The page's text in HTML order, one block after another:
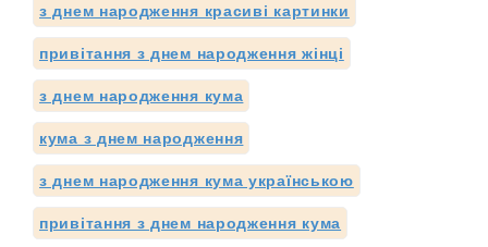
з днем народження красиві картинки
привітання з днем народження жінці
з днем народження кума
кума з днем народження
з днем народження кума українською
привітання з днем народження кума